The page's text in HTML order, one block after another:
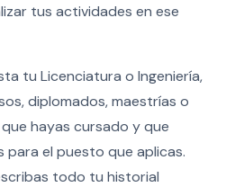
tus actividades en ese
tu Licenciatura o Ingeniería,
diplomados, maestrías o
hayas cursado y que
para el puesto que aplicas.
todo tu historial